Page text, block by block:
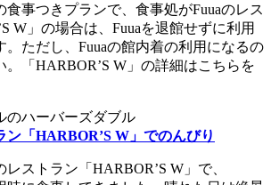
食事つきプランで、食事処がFuuaのレス
W」の場合は、Fuuaを退館せずに利用
。ただし、Fuuaの館内着の利用になるの
。「HARBOR’S W」の詳細はこちらを
「HARBOR’S W」でのんびり
ストラン「HARBOR’S W」で、